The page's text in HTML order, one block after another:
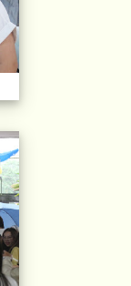
103屆國小畢典